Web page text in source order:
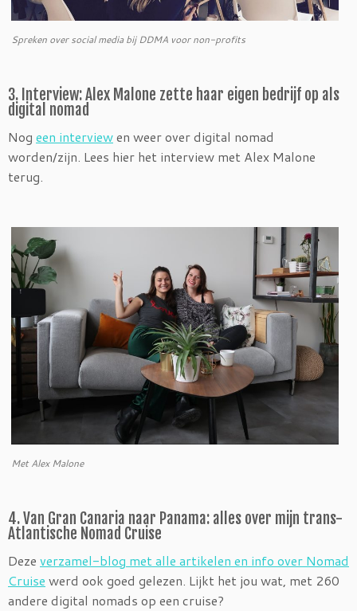
Spreken over social media bij DDMA voor non-profits
3. Interview: Alex Malone zette haar eigen bedrijf op als
digital nomad
Nog een interviewen weer over digital nomad
worden/zijn. Lees hier het interview met Alex Malone
terug.
Met Alex Malone
4. Van Gran Canaria naar Panama: alles over mijn trans-
Atlantische Nomad Cruise
Deze verzamel-blog met alle artikelen en info over Nomad
Cruise werd ook goed gelezen. Lijkt het jou wat, met 260
andere digital nomads op een cruise?